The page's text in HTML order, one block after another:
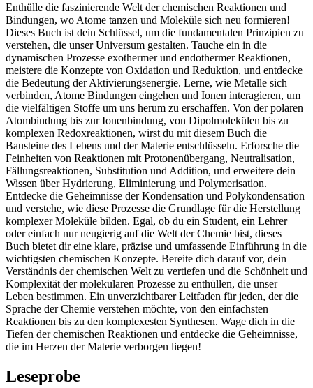
Enthülle die faszinierende Welt der chemischen Reaktionen und
Bindungen, wo Atome tanzen und Moleküle sich neu formieren!
Dieses Buch ist dein Schlüssel, um die fundamentalen Prinzipien zu
verstehen, die unser Universum gestalten. Tauche ein in die
dynamischen Prozesse exothermer und endothermer Reaktionen,
meistere die Konzepte von Oxidation und Reduktion, und entdecke
die Bedeutung der Aktivierungsenergie. Lerne, wie Metalle sich
verbinden, Atome Bindungen eingehen und Ionen interagieren, um
die vielfältigen Stoffe um uns herum zu erschaffen. Von der polaren
Atombindung bis zur Ionenbindung, von Dipolmolekülen bis zu
komplexen Redoxreaktionen, wirst du mit diesem Buch die
Bausteine des Lebens und der Materie entschlüsseln. Erforsche die
Feinheiten von Reaktionen mit Protonenübergang, Neutralisation,
Fällungsreaktionen, Substitution und Addition, und erweitere dein
Wissen über Hydrierung, Eliminierung und Polymerisation.
Entdecke die Geheimnisse der Kondensation und Polykondensation
und verstehe, wie diese Prozesse die Grundlage für die Herstellung
komplexer Moleküle bilden. Egal, ob du ein Student, ein Lehrer
oder einfach nur neugierig auf die Welt der Chemie bist, dieses
Buch bietet dir eine klare, präzise und umfassende Einführung in die
wichtigsten chemischen Konzepte. Bereite dich darauf vor, dein
Verständnis der chemischen Welt zu vertiefen und die Schönheit und
Komplexität der molekularen Prozesse zu enthüllen, die unser
Leben bestimmen. Ein unverzichtbarer Leitfaden für jeden, der die
Sprache der Chemie verstehen möchte, von den einfachsten
Reaktionen bis zu den komplexesten Synthesen. Wage dich in die
Tiefen der chemischen Reaktionen und entdecke die Geheimnisse,
die im Herzen der Materie verborgen liegen!
Leseprobe